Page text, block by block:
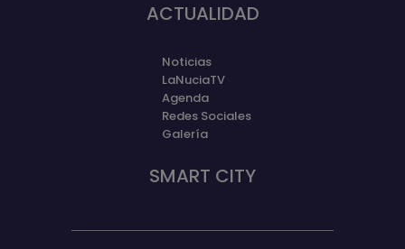
ACTUALIDAD
Noticias
LaNuciaTV
Agenda
Redes Sociales
Galería
SMART CITY